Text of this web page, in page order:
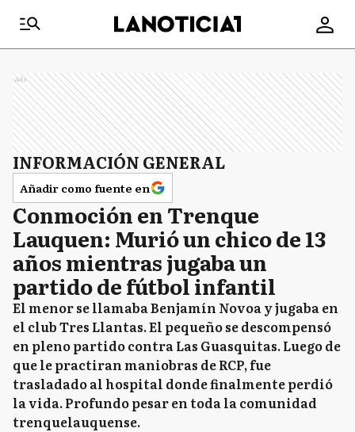
Ads
INFORMACIÓN GENERAL
Añadir como fuente en
Conmoción en Trenque
Lauquen: Murió un chico de 13
años mientras jugaba un
partido de fútbol infantil
El menor se llamaba Benjamín Novoa y jugaba en
el club Tres Llantas. El pequeño se descompensó
en pleno partido contra Las Guasquitas. Luego de
que le practiran maniobras de RCP, fue
trasladado al hospital donde finalmente perdió
la vida. Profundo pesar en toda la comunidad
trenquelauquense.